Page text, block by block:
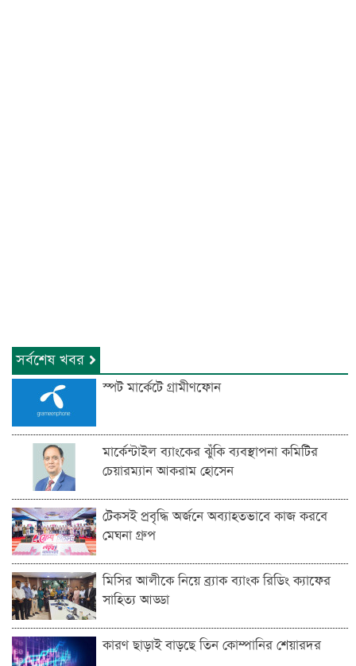
সর্বশেষ খবর
স্পট মার্কেটে গ্রামীণফোন
মার্কেন্টাইল ব্যাংকের ঝুঁকি ব্যবস্থাপনা কমিটির
চেয়ারম্যান আকরাম হোসেন
টেকসই প্রবৃদ্ধি অর্জনে অব্যাহতভাবে কাজ করবে
মেঘনা গ্রুপ
মিসির আলীকে নিয়ে ব্র্যাক ব্যাংক রিডিং ক্যাফের
সাহিত্য আড্ডা
কারণ ছাড়াই বাড়ছে তিন কোম্পানির শেয়ারদর